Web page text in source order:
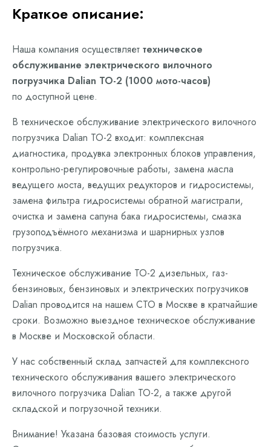
Краткое описание:
Наша компания осуществляет техническое
обслуживание электрического вилочного
погрузчика Dalian ТО-2 (1000 мото-часов)
по доступной цене.
В техническое обслуживание электрического вилочного
погрузчика Dalian ТО-2 входит: комплексная
диагностика, продувка электронных блоков управления,
контрольно-регулировочные работы, замена масла
ведущего моста, ведущих редукторов и гидросистемы,
замена фильтра гидросистемы обратной магистрали,
очистка и замена сапуна бака гидросистемы, смазка
грузоподъёмного механизма и шарнирных узлов
погрузчика.
Техническое обслуживание ТО-2 дизельных, газ-
бензиновых, бензиновых и электрических погрузчиков
Dalian проводится на нашем СТО в Москве в кратчайшие
сроки. Возможно выездное техническое обслуживание
в Москве и Московской области.
У нас собственный склад запчастей для комплексного
технического обслуживания вашего электрического
вилочного погрузчика Dalian ТО-2, а также другой
складской и погрузочной техники.
Внимание! Указана базовая стоимость услуги.